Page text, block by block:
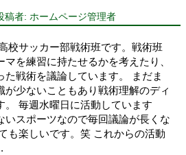
稿者: ホームページ管理者
校サッカー部戦術班です。戦術班
を練習に持たせるかを考えたり、
た戦術を議論しています。 まだま
が少ないこともあり戦術理解のディ
。 毎週水曜日に活動しています
いスポーツなので毎回議論が長くな
も楽しいです。笑 これからの活動